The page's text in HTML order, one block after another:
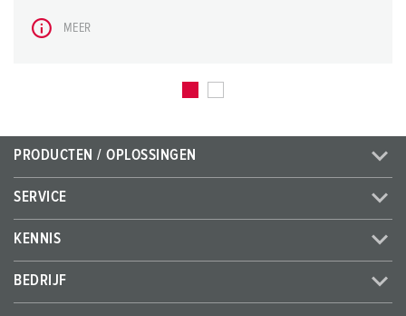
MEER
PRODUCTEN / OPLOSSINGEN
SERVICE
KENNIS
BEDRIJF